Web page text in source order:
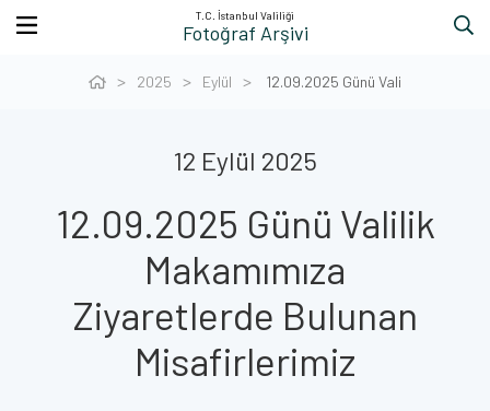
T.C. İstanbul Valiliği
Fotoğraf Arşivi
2025 Eylül 12.09.2025 Günü Vali
12 Eylül 2025
12.09.2025 Günü Valilik
Makamımıza
Ziyaretlerde Bulunan
Misafirlerimiz